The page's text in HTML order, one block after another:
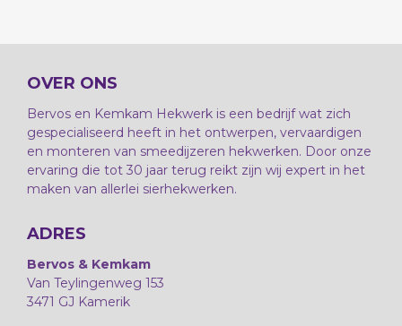
OVER ONS
Bervos en Kemkam Hekwerk is een bedrijf wat zich
gespecialiseerd heeft in het ontwerpen, vervaardigen
en monteren van smeedijzeren hekwerken. Door onze
ervaring die tot 30 jaar terug reikt zijn wij expert in het
maken van allerlei sierhekwerken.
ADRES
Bervos & Kemkam
Van Teylingenweg 153
3471 GJ Kamerik